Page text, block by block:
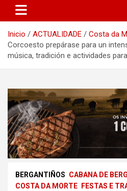
Inicio ACTUALIDADE
Costa da
Corcoesto prepárase para un
música, tradición e actividades
BERGANTIÑOS CABANA DE
COSTA DA MORTE
FESTAS E